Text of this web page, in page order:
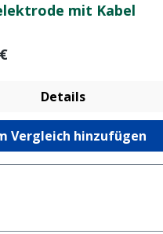
mit Kabel
Preis:
Details
Vergleich hinzufügen